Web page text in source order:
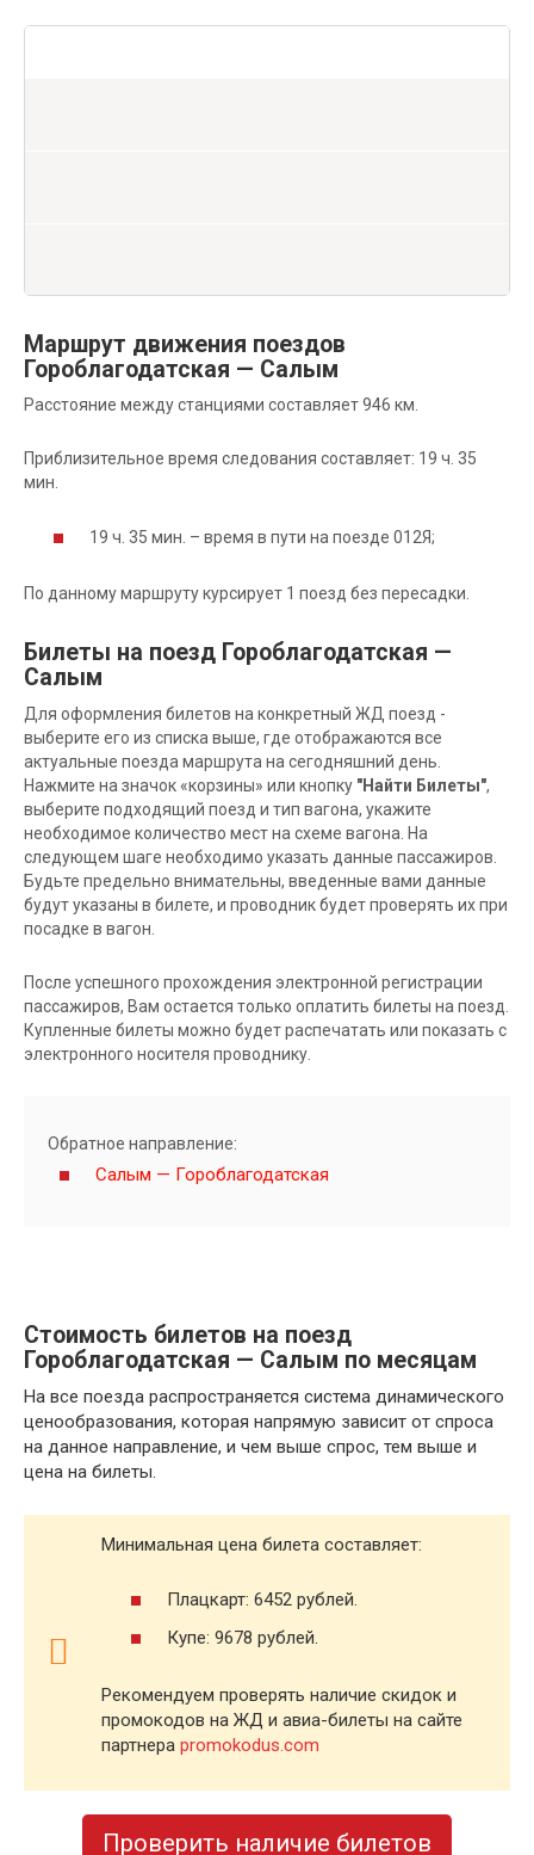
Маршрут движения поездов
Гороблагодатская — Салым
Расстояние между станциями составляет 946 км.
Приблизительное время следования составляет: 19 ч. 35
мин.
19 ч. 35 мин. – время в пути на поезде 012Я;
По данному маршруту курсирует 1 поезд без пересадки.
Билеты на поезд Гороблагодатская —
Салым
Для оформления билетов на конкретный ЖД поезд -
выберите его из списка выше, где отображаются все
актуальные поезда маршрута на сегодняшний день.
Нажмите на значок «корзины» или кнопку "Найти Билеты",
выберите подходящий поезд и тип вагона, укажите
необходимое количество мест на схеме вагона. На
следующем шаге необходимо указать данные пассажиров.
Будьте предельно внимательны, введенные вами данные
будут указаны в билете, и проводник будет проверять их при
посадке в вагон.
После успешного прохождения электронной регистрации
пассажиров, Вам остается только оплатить билеты на поезд.
Купленные билеты можно будет распечатать или показать с
электронного носителя проводнику.
Обратное направление:
Салым — Гороблагодатская
Стоимость билетов на поезд
Гороблагодатская — Салым по месяцам
На все поезда распространяется система динамического
ценообразования, которая напрямую зависит от спроса
на данное направление, и чем выше спрос, тем выше и
цена на билеты.
Минимальная цена билета составляет:
Плацкарт: 6452 рублей.
Купе: 9678 рублей.
Рекомендуем проверять наличие скидок и
промокодов на ЖД и авиа-билеты на сайте
партнера promokodus.com
Проверить наличие билетов